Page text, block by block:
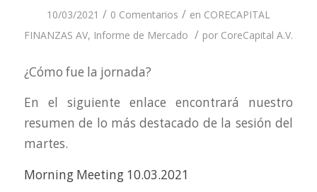
10/03/2021 / 0 Comentarios / en CORECAPITAL
FINANZAS AV, Informe de Mercado / por CoreCapital A.V.
¿Cómo fue la jornada?
En el siguiente enlace encontrará nuestro
resumen de lo más destacado de la sesión del
martes.
Morning Meeting 10.03.2021